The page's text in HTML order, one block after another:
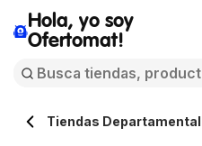
Hola, yo soy
Ofertomat!
Tiendas